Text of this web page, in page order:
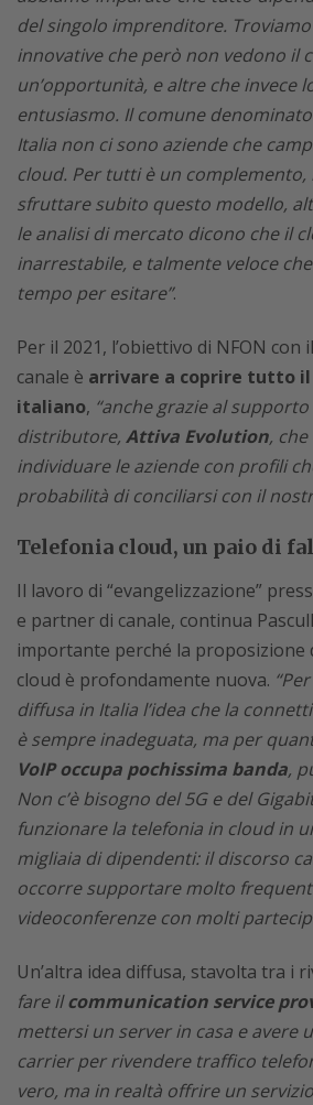
del singolo imprenditore.
innovative che però non vedono il
un’opportunità, e altre che invece
entusiasmo. Il comune
Italia non ci sono aziende che
cloud. Per tutti è un
sfruttare subito questo modello,
le analisi di mercato dicono che il
inarrestabile, e talmente veloce
tempo per esitare”.
Per il 2021, l’obiettivo di NFON con
canale è arrivare a coprire tutto
italiano, “anche grazie al
distributore, Attiva Evolution,
individuare le aziende con profili
probabilità di conciliarsi con il
Telefonia cloud, un paio di
Il lavoro di “evangelizzazione”
e partner di canale, continua
importante perché la proposizione
cloud è profondamente nuova.
diffusa in Italia l’idea che la
è sempre inadeguata, ma per
VoIP occupa pochissima banda,
Non c’è bisogno del 5G e del
funzionare la telefonia in cloud in
migliaia di dipendenti: il discorso
occorre supportare molto
videoconferenze con molti
Un’altra idea diffusa, stavolta tra i
fare ilcommunication service
mettersi un server in casa e avere
carrier per rivendere traffico
vero, ma in realtà offrire un